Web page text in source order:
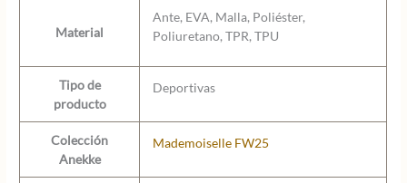
Material
Ante, EVA, Malla, Poliéster,
Poliuretano, TPR, TPU
Tipo de
producto
Deportivas
Colección
Anekke
Mademoiselle FW25